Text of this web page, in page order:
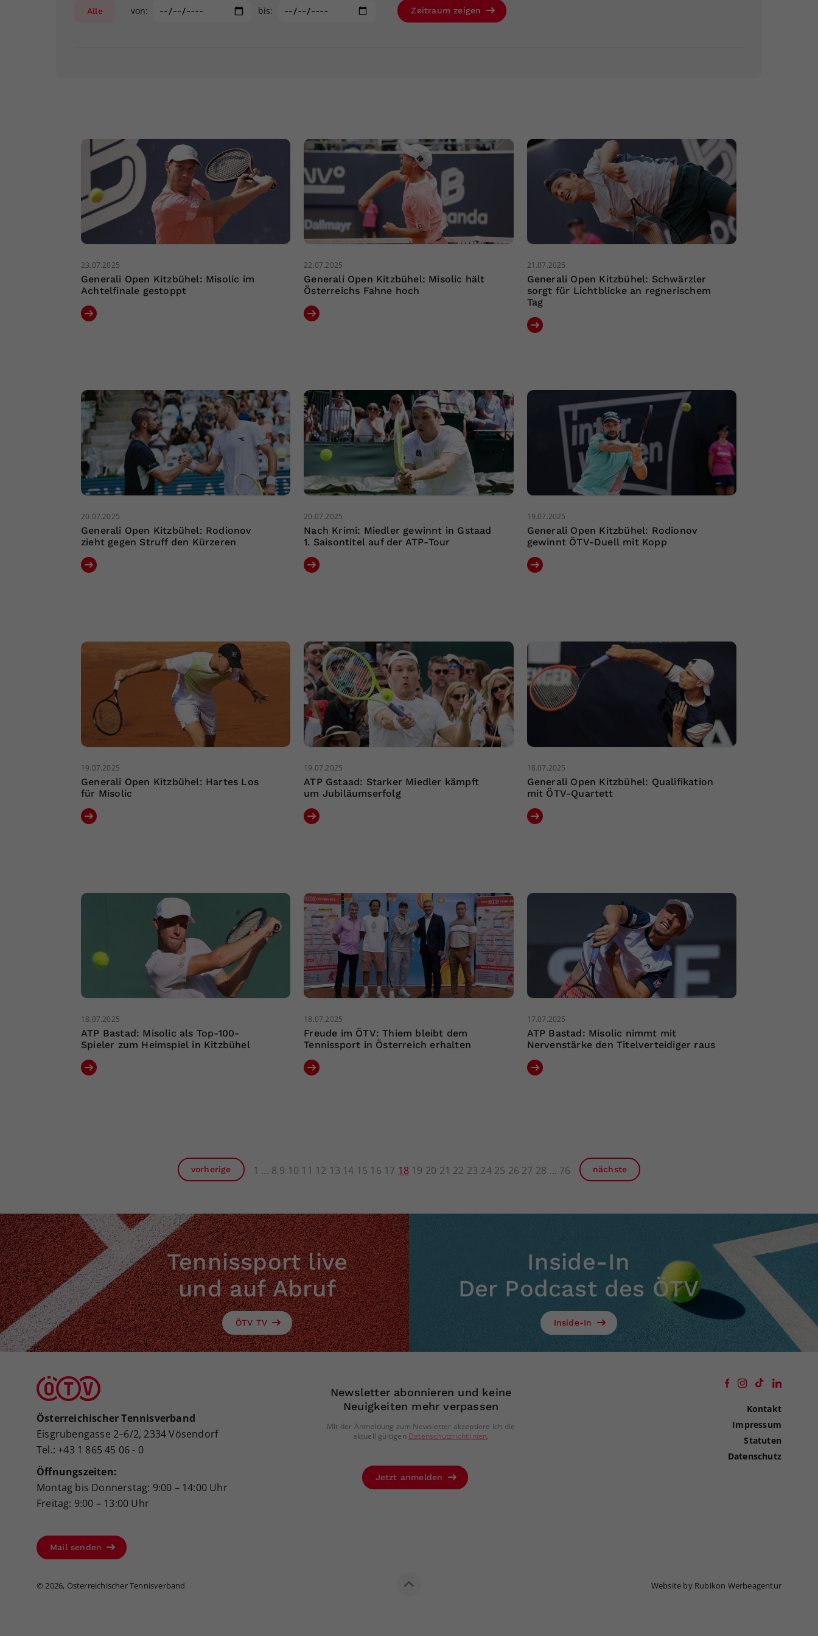
Alle von: bis: Zeitraum zeigen
23.07.2025
Generali Open Kitzbühel: Misolic im
Achtelfinale gestoppt
22.07.2025
Generali Open Kitzbühel: Misolic hält
Österreichs Fahne hoch
21.07.2025
Generali Open Kitzbühel: Schwärzler
sorgt für Lichtblicke an regnerischem
Tag
20.07.2025
Generali Open Kitzbühel: Rodionov
zieht gegen Struff den Kürzeren
20.07.2025
Nach Krimi: Miedler gewinnt in Gstaad
1. Saisontitel auf der ATP-Tour
19.07.2025
Generali Open Kitzbühel: Rodionov
gewinnt ÖTV-Duell mit Kopp
19.07.2025
Generali Open Kitzbühel: Hartes Los
für Misolic
19.07.2025
ATP Gstaad: Starker Miedler kämpft
um Jubiläumserfolg
18.07.2025
Generali Open Kitzbühel: Qualifikation
mit ÖTV-Quartett
18.07.2025
ATP Bastad: Misolic als Top-100-
Spieler zum Heimspiel in Kitzbühel
18.07.2025
Freude im ÖTV: Thiem bleibt dem
Tennissport in Österreich erhalten
17.07.2025
ATP Bastad: Misolic nimmt mit
Nervenstärke den Titelverteidiger raus
vorherige 1 8 9 10 11 12 13 14 15 16 17 18 19 20 21 22 23 24 25 26 27 28 76 nächste
Tennissport live
und auf Abruf
ÖTV TV
Inside-In
Der Podcast des ÖTV
Inside-In
Österreichischer Tennisverband
Eisgrubengasse 2–6/2, 2334 Vösendorf
Tel.: +43 1 865 45 06 - 0
Öffnungszeiten:
Montag bis Donnerstag: 9:00 – 14:00 Uhr
Freitag: 9:00 – 13:00 Uhr
Mail senden
Newsletter abonnieren und keine
Neuigkeiten mehr verpassen
Mit der Anmeldung zum Newsletter akzeptiere ich die
aktuell gültigen Datenschutzrichtlinien.
Jetzt anmelden
Kontakt
Impressum
Statuten
Datenschutz
© 2026, Österreichischer Tennisverband Website by Rubikon Werbeagentur
Ihrer vorgenommen Einstellungen, falls der